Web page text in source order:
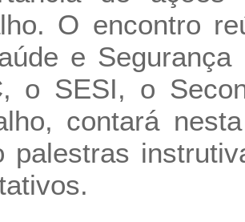
O encontro
e
o SESI, o
contará
palestras